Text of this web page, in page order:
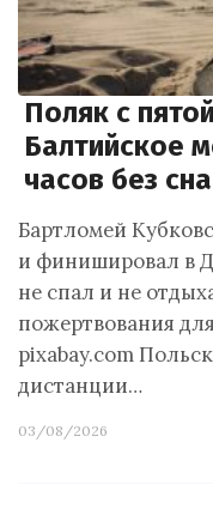
Поляк с
Балтийское
часов без сна
Бартломей
и финишировал в
не спал и не
пожертвования
pixabay.com
дистанции…
03/08/2026